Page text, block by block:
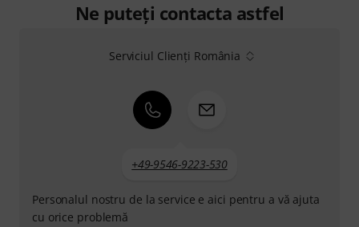
Ne puteți contacta astfel
Serviciul Clienți România
+49-9546-9223-530
Personalul nostru de la service e aici pentru a vă ajuta
cu orice problemă